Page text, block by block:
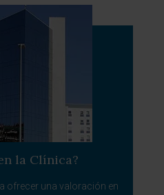
la Clínica?
ofrecer una valoración en